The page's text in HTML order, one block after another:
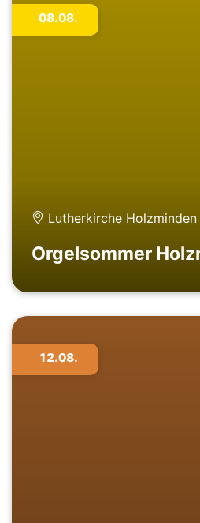
08.08.
Lutherkirche Holzminden
Orgelsommer
12.08.